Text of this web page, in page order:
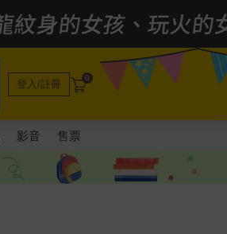
登入/註冊 0
影音 售票